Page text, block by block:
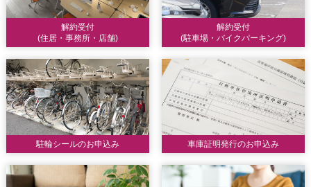
解約受付
(住居・事務所・店舗)
解約受付
(駐車場・バイクパーキング)
駐輪シールのお申込み 車庫証明発行のお申込み